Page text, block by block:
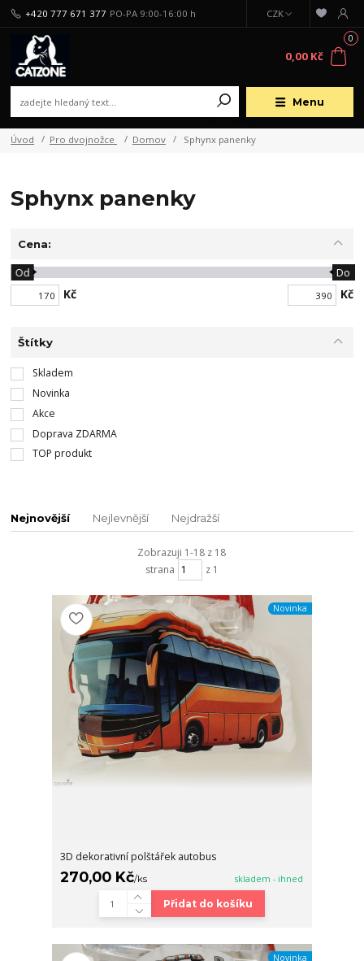
Menu
CZK
+420 777 671 377 PO-PA 9:00-16:00 h
0
0,00 Kč
Úvod Pro dvojnožce Domov Sphynx panenky
Sphynx panenky
Cena:
Kč
Od Do
Kč
Štítky
Skladem
Novinka
Akce
Doprava ZDARMA
TOP produkt
Nejnovější Nejlevnější Nejdražší
Zobrazuji 1-18 z 18
strana
z 1
Novinka
3D dekorativní polštářek autobus
270,00 Kč/ks skladem - ihned
Přidat do košíku
Novinka